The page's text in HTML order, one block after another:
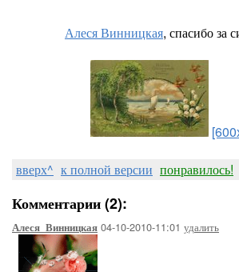
Алеся Винницкая, спасибо за
вверх^ к полной версии понравилось!
Комментарии (2):
Алеся_Винницкая 04-10-2010-11:01 удалить